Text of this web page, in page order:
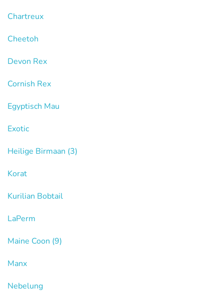
Chartreux
Cheetoh
Devon Rex
Cornish Rex
Egyptisch Mau
Exotic
Heilige Birmaan (3)
Korat
Kurilian Bobtail
LaPerm
Maine Coon (9)
Manx
Nebelung